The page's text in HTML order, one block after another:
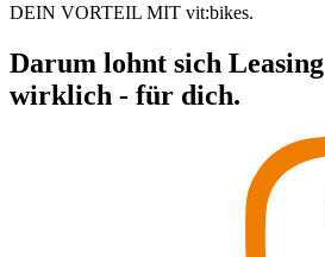
DEIN VORTEIL MIT vit:bikes.
Darum lohnt sich Leasing
wirklich - für dich.